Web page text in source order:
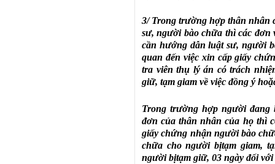
3/ Trong trường hợp thân nhân
sư, người bào chữa thì các đơn
cần hướng dẫn luật sư, người
quan đến việc xin cấp giấy
tra viên thụ lý án có trách
giữ, tạm giam về việc đồng ý
Trong trường hợp người đang
đơn của thân nhân của họ thì
giấy chứng nhận người bào
chữa cho người bịtạm giam,
người bịtạm giữ, 03 ngày đối với